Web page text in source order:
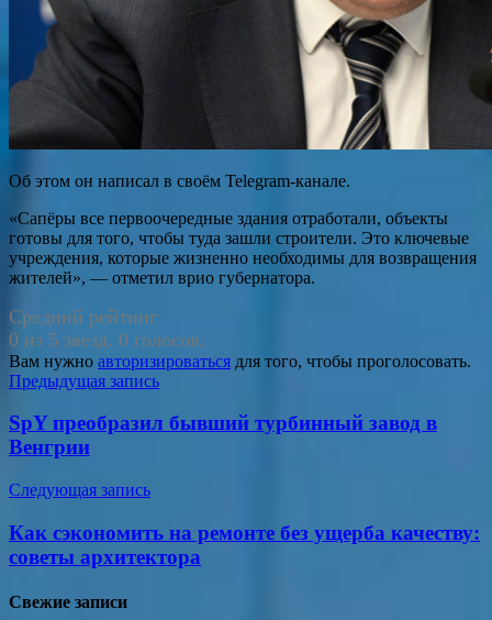
Об этом он написал в своём Telegram-канале.
«Сапёры все первоочередные здания отработали, объекты
готовы для того, чтобы туда зашли строители. Это ключевые
учреждения, которые жизненно необходимы для возвращения
жителей», — отметил врио губернатора.
Средний рейтинг
0 из 5 звезд. 0 голосов.
Вам нужно авторизироваться для того, чтобы проголосовать.
Навигация
по
записям
Предыдущая запись
SpY преобразил бывший турбинный завод в
Венгрии
Следующая запись
Как сэкономить на ремонте без ущерба качеству:
советы архитектора
Свежие записи